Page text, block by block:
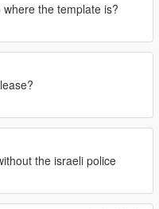
the template is?
the israeli police